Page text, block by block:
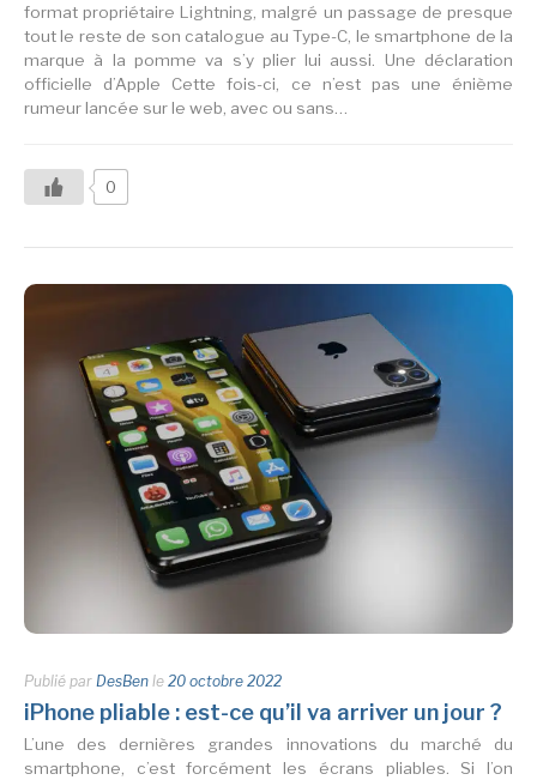
format propriétaire Lightning, malgré un passage de presque
tout le reste de son catalogue au Type-C, le smartphone de la
marque à la pomme va s’y plier lui aussi. Une déclaration
officielle d’Apple Cette fois-ci, ce n’est pas une énième
rumeur lancée sur le web, avec ou sans…
0
Publié par DesBen le 20 octobre 2022
iPhone pliable : est-ce qu’il va arriver un jour ?
L’une des dernières grandes innovations du marché du
smartphone, c’est forcément les écrans pliables. Si l’on